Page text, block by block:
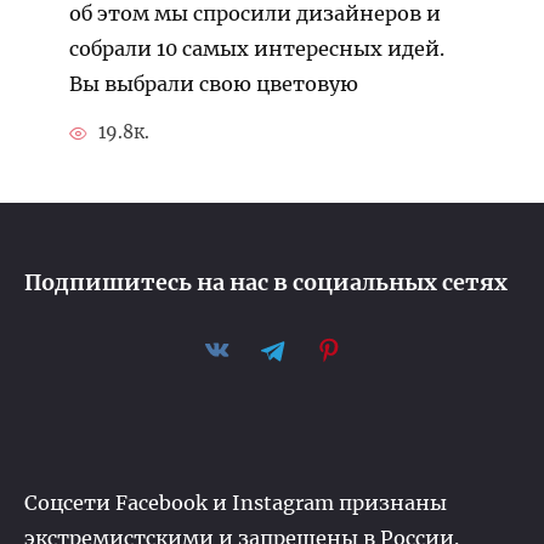
об этом мы спросили дизайнеров и
собрали 10 самых интересных идей.
Вы выбрали свою цветовую
19.8к.
Подпишитесь на нас в социальных сетях
Соцсети Facebook и Instagram признаны
экстремистскими и запрещены в России.